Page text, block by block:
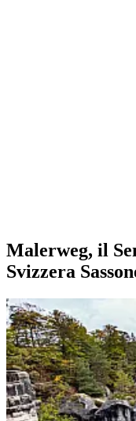
Malerweg, il
Svizzera